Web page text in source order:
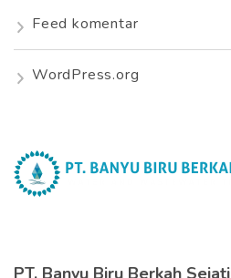
Feed komentar
WordPress.org
PT. Banyu Biru Berkah Sejati